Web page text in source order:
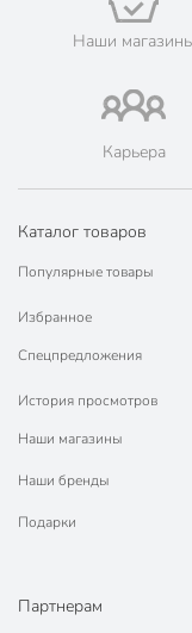
💳 Оплата:
наличными при
📜 Только
Порядок -
марок.
Наши
Карьера
Каталог товаров
Популярные товары
Избранное
Спецпредложения
История просмотров
Наши магазины
Наши бренды
Подарки
Партнерам